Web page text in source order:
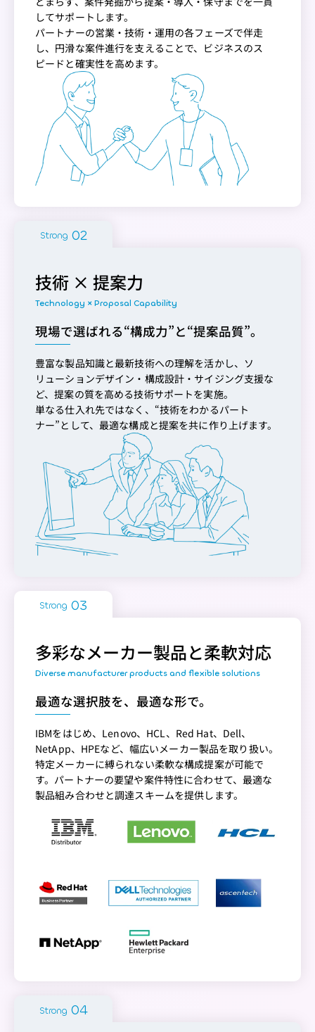
してサポートします。
パートナーの営業・技術・運用の各フェーズで伴走
し、円滑な案件進行を支えることで、ビジネスのス
ピードと確実性を高めます。
Strong
技術 × 提案力
現場で選ばれる“構成力”と“提案品質”。
豊富な製品知識と最新技術への理解を活かし、ソ
リューションデザイン・構成設計・サイジング支援な
ど、提案の質を高める技術サポートを実施。
単なる仕入れ先ではなく、“技術をわかるパート
ナー”として、最適な構成と提案を共に作り上げます。
Strong
多彩なメーカー製品と柔軟対応
最適な選択肢を、最適な形で。
IBMをはじめ、Lenovo、HCL、Red Hat、Dell、
NetApp、HPEなど、幅広いメーカー製品を取り扱い。
特定メーカーに縛られない柔軟な構成提案が可能で
す。パートナーの要望や案件特性に合わせて、最適な
製品組み合わせと調達スキームを提供します。
Strong